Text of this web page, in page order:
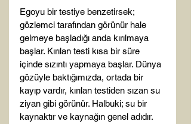
Egoyu bir testiye benzetirsek;
gözlemci tarafından görünür hale
gelmeye başladığı anda kırılmaya
başlar. Kırılan testi kısa bir süre
içinde sızıntı yapmaya başlar. Dünya
gözüyle baktığımızda, ortada bir
kayıp vardır, kırılan testiden sızan su
ziyan gibi görünür. Halbuki; su bir
kaynaktır ve kaynağın genel adıdır.